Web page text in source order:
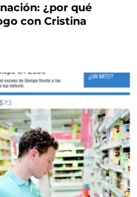
¿por qué
con Cristina